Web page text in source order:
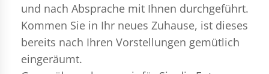
und nach Absprache mit Ihnen durchgeführt.
Kommen Sie in Ihr neues Zuhause, ist dieses
bereits nach Ihren Vorstellungen gemütlich
eingeräumt.